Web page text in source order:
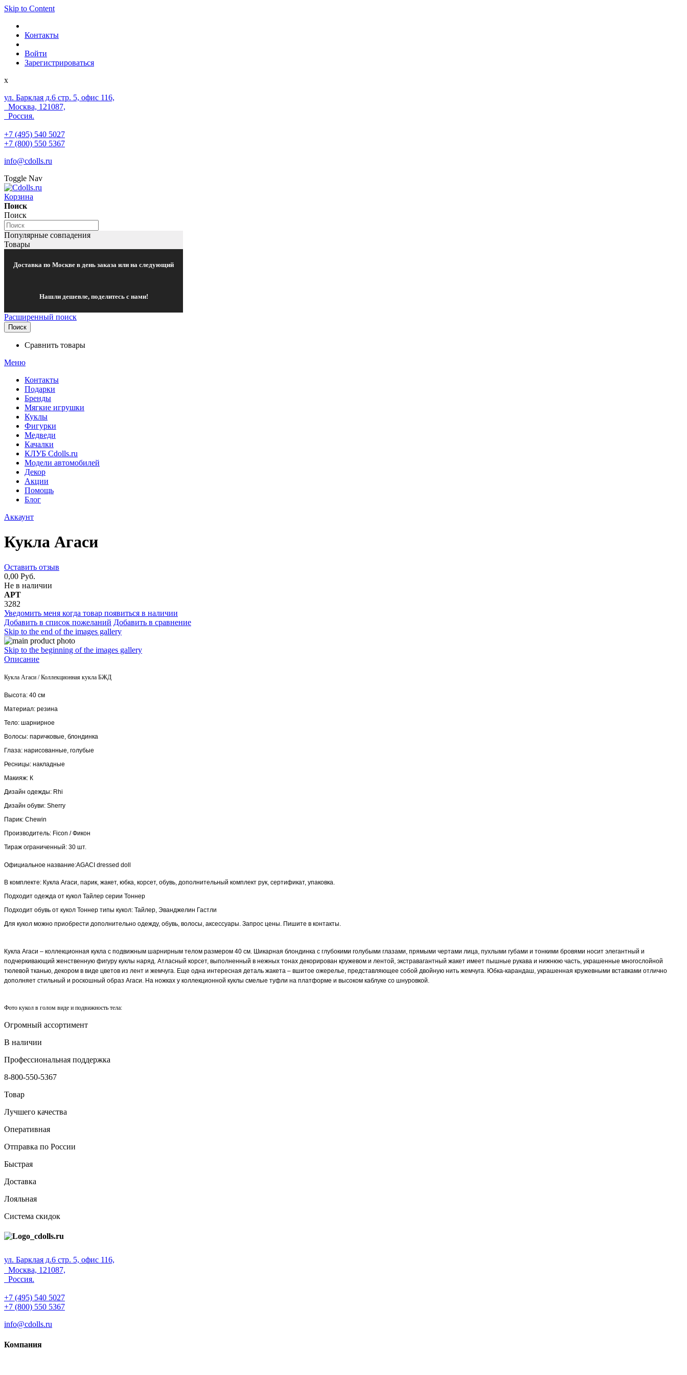
Skip to Content
Контакты
Войти
Зарегистрироваться
x
ул. Барклая д.6 стр. 5, офис 116,
Москва, 121087,
Россия.
+7 (495) 540 5027
+7 (800) 550 5367
info@cdolls.ru
Toggle Nav
Корзина
Поиск
Поиск
Популярные совпадения
Товары
Доставка по Москве в день заказа или на следующий
Нашли дешевле, поделитесь с нами!
Расширенный поиск
Поиск
Сравнить товары
Меню
Контакты
Подарки
Бренды
Мягкие игрушки
Куклы
Фигурки
Медведи
Качалки
КЛУБ Cdolls.ru
Модели автомобилей
Декор
Акции
Помощь
Блог
Аккаунт
Кукла Агаси
Оставить отзыв
0,00 Руб.
Не в наличии
АРТ
3282
Уведомить меня когда товар появиться в наличии
Добавить в список пожеланий Добавить в сравнение
Skip to the end of the images gallery
Skip to the beginning of the images gallery
Описание
Кукла Агаси / Коллекционная кукла БЖД
Высота: 40 см
Материал: резина
Тело: шарнирное
Волосы: паричковые, блондинка
Глаза: нарисованные, голубые
Ресницы: накладные
Макияж: К
Дизайн одежды: Rhi
Дизайн обуви: Sherry
Парик: Chewin
Производитель: Ficon / Фикон
Тираж ограниченный: 30 шт.
Официальное название:AGACI dressed doll
В комплекте: Кукла Агаси, парик, жакет, юбка, корсет, обувь, дополнительный комплект рук, сертификат, упаковка.
Подходит одежда от кукол Тайлер серии Тоннер
Подходит обувь от кукол Тоннер типы кукол: Тайлер, Эванджелин Гастли
Для кукол можно приобрести дополнительно одежду, обувь, волосы, аксессуары. Запрос цены. Пишите в контакты.
Кукла Агаси – коллекционная кукла с подвижным шарнирным телом размером 40 см. Шикарная блондинка с глубокими голубыми глазами, прямыми чертами лица, пухлыми губами и тонкими бровями носит элегантный и
подчеркивающий женственную фигуру куклы наряд. Атласный корсет, выполненный в нежных тонах декорирован кружевом и лентой, экстравагантный жакет имеет пышные рукава и нижнюю часть, украшенные многослойной
тюлевой тканью, декором в виде цветов из лент и жемчуга. Еще одна интересная деталь жакета – вшитое ожерелье, представляющее собой двойную нить жемчуга. Юбка-карандаш, украшенная кружевными вставками отлично
дополняет стильный и роскошный образ Агаси. На ножках у коллекционной куклы смелые туфли на платформе и высоком каблуке со шнуровкой.
Фото кукол в голом виде и подвижность тела:
Огромный ассортимент
В наличии
Профессиональная поддержка
8-800-550-5367
Товар
Лучшего качества
Оперативная
Отправка по России
Быстрая
Доставка
Лояльная
Система скидок
ул. Барклая д.6 стр. 5, офис 116,
Москва, 121087,
Россия.
+7 (495) 540 5027
+7 (800) 550 5367
info@cdolls.ru
Компания